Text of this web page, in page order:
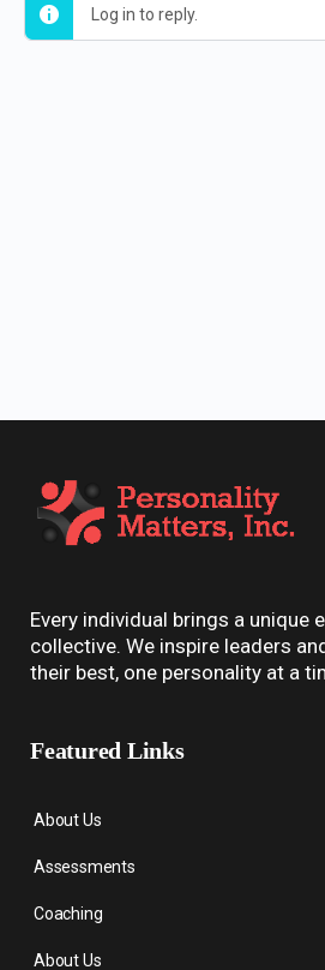
Log in to reply.
Every individual brings a unique
collective. We inspire leaders
their best, one personality at a
Featured Links
About Us
Assessments
Coaching
About Us